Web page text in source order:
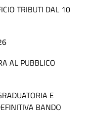
TRIBUTI DAL 10
AL PUBBLICO
E
BANDO